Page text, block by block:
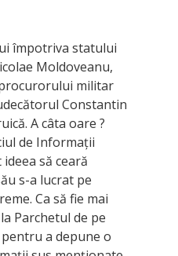
împotriva statului
Moldoveanu,
militar
Constantin
A câta oare ?
de Informații
să ceară
s-a lucrat pe
Ca să fie mai
Parchetul de pe
a depune o